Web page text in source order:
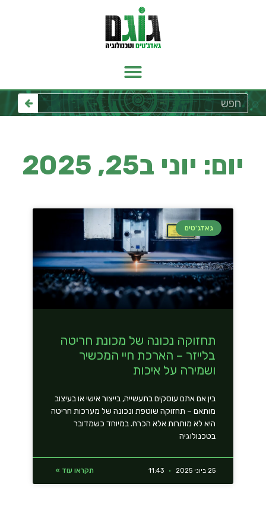
יום: יוני ב25, 2025
גאדג'טים
תחזוקה נכונה של מכונת חריטה
בלייזר – הארכת חיי המכשיר
ושמירה על איכות
בין אם אתם עוסקים בתעשייה, בייצור אישי או בעיצוב
מותאם – תחזוקה שוטפת ונכונה של מערכות חריטה
היא לא מותרות אלא הכרח. במיוחד כשמדובר
בטכנולוגיה
תקראו עוד » 25 ביוני 2025